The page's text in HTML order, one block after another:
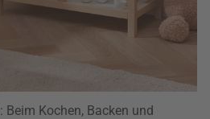
: Beim Kochen, Backen und